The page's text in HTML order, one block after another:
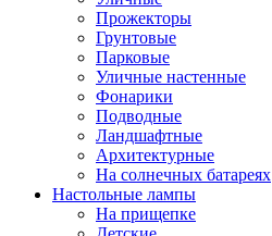
Прожекторы
Грунтовые
Парковые
Уличные настенные
Фонарики
Подводные
Ландшафтные
Архитектурные
На солнечных батареях
Настольные лампы
На прищепке